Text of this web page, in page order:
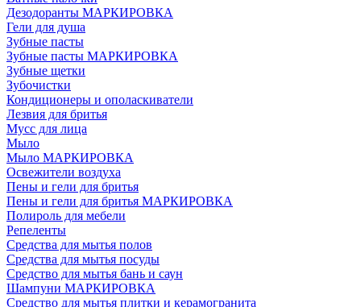
Дезодоранты МАРКИРОВКА
Гели для душа
Зубные пасты
Зубные пасты МАРКИРОВКА
Зубные щетки
Зубочистки
Кондиционеры и ополаскиватели
Лезвия для бритья
Мусс для лица
Мыло
Мыло МАРКИРОВКА
Освежители воздуха
Пены и гели для бритья
Пены и гели для бритья МАРКИРОВКА
Полироль для мебели
Репеленты
Средства для мытья полов
Средства для мытья посуды
Средство для мытья бань и саун
Шампуни МАРКИРОВКА
Средство для мытья плитки и керамогранита